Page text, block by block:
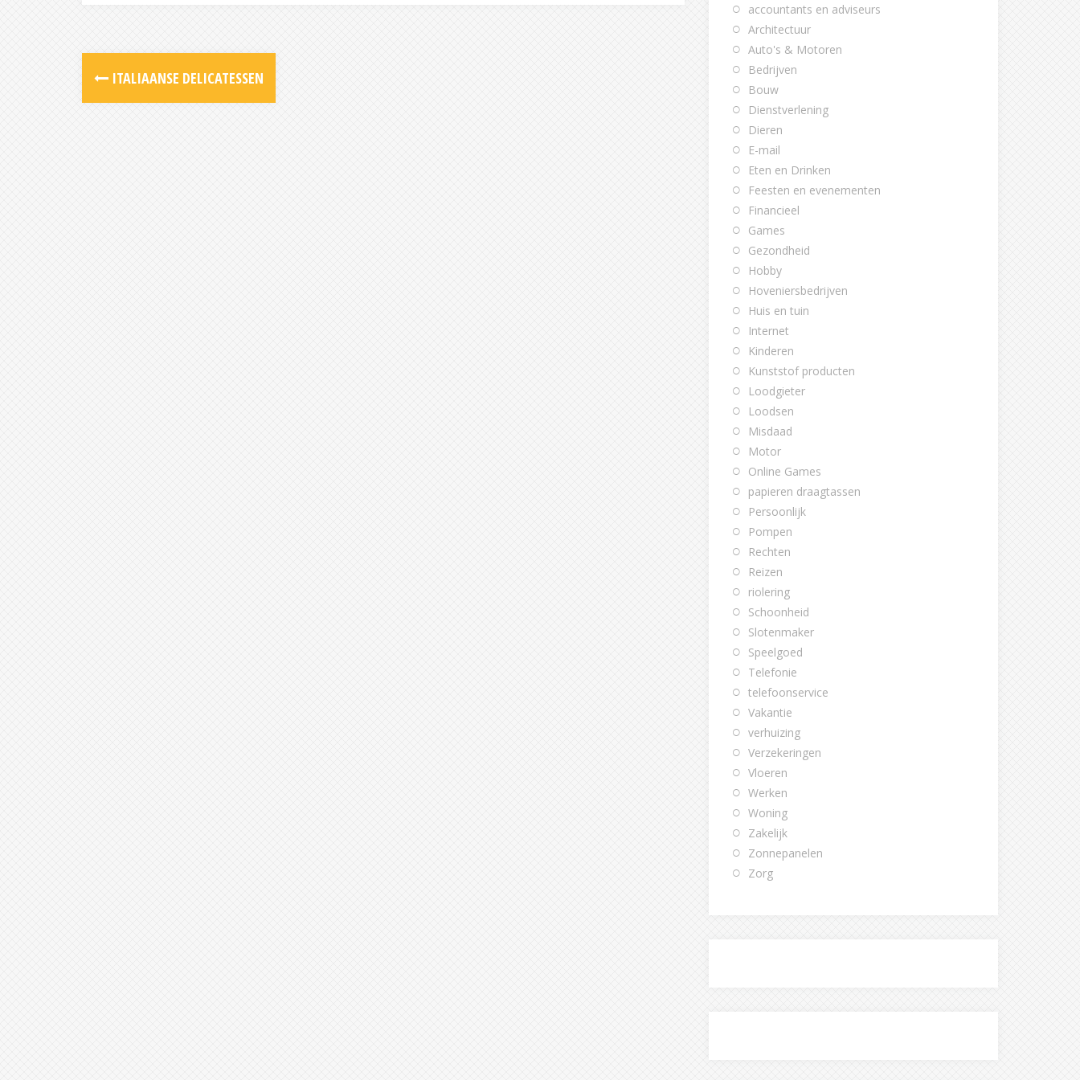
Post
navigation
ITALIAANSE DELICATESSEN
accountants en adviseurs
Architectuur
Auto's & Motoren
Bedrijven
Bouw
Dienstverlening
Dieren
E-mail
Eten en Drinken
Feesten en evenementen
Financieel
Games
Gezondheid
Hobby
Hoveniersbedrijven
Huis en tuin
Internet
Kinderen
Kunststof producten
Loodgieter
Loodsen
Misdaad
Motor
Online Games
papieren draagtassen
Persoonlijk
Pompen
Rechten
Reizen
riolering
Schoonheid
Slotenmaker
Speelgoed
Telefonie
telefoonservice
Vakantie
verhuizing
Verzekeringen
Vloeren
Werken
Woning
Zakelijk
Zonnepanelen
Zorg